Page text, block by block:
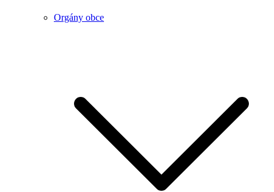
Orgány obce